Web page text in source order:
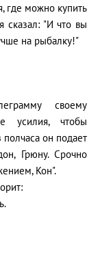
где можно купить
сказал: "И что вы
на рыбалку!"
своему
усилия, чтобы
полчаса он подает
Грюну. Срочно
Кон".